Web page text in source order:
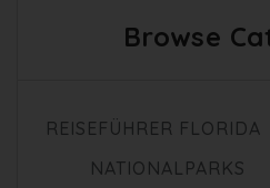
Browse
REISEFÜHRER FLORIDA
NATIONALPARKS